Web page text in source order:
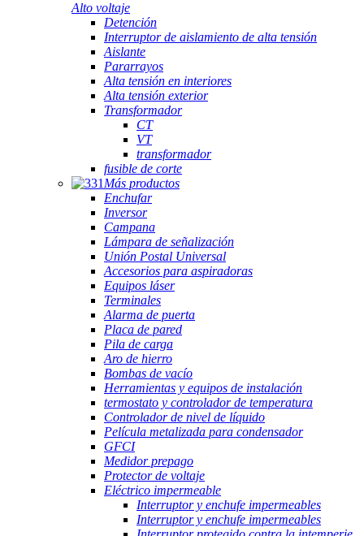
Alto voltaje
Detención
Interruptor de aislamiento de alta tensión
Aislante
Pararrayos
Alta tensión en interiores
Alta tensión exterior
Transformador
CT
VT
transformador
fusible de corte
Más productos
Enchufar
Inversor
Campana
Lámpara de señalización
Unión Postal Universal
Accesorios para aspiradoras
Equipos láser
Terminales
Alarma de puerta
Placa de pared
Pila de carga
Aro de hierro
Bombas de vacío
Herramientas y equipos de instalación
termostato y controlador de temperatura
Controlador de nivel de líquido
Película metalizada para condensador
GFCI
Medidor prepago
Protector de voltaje
Eléctrico impermeable
Interruptor y enchufe impermeables
Interruptor y enchufe impermeables